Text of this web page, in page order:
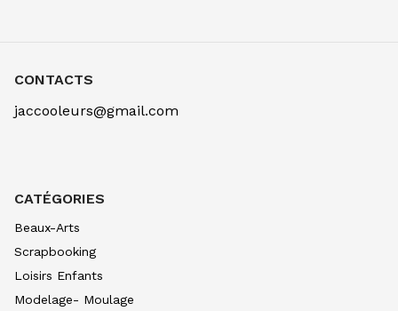
7.20
SETACOLOR CUIR 45ML META BRONZ
CONTACTS
jaccooleurs@gmail.com
CATÉGORIES
Beaux-Arts
Scrapbooking
Loisirs Enfants
Modelage- Moulage